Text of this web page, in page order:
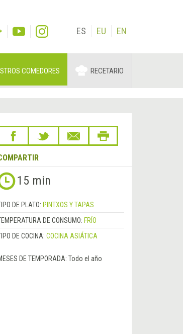
ES EU EN
COMEDORES RECETARIO
15 min
DE PLATO: PINTXOS Y TAPAS
DE CONSUMO: FRÍO
DE COCINA: COCINA ASIÁTICA
DE TEMPORADA: Todo el año